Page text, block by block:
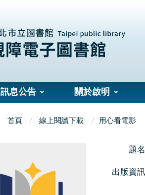
訊息公告 關於啟明
首頁 線上閱讀下載 用心看電影
題名
出版資訊